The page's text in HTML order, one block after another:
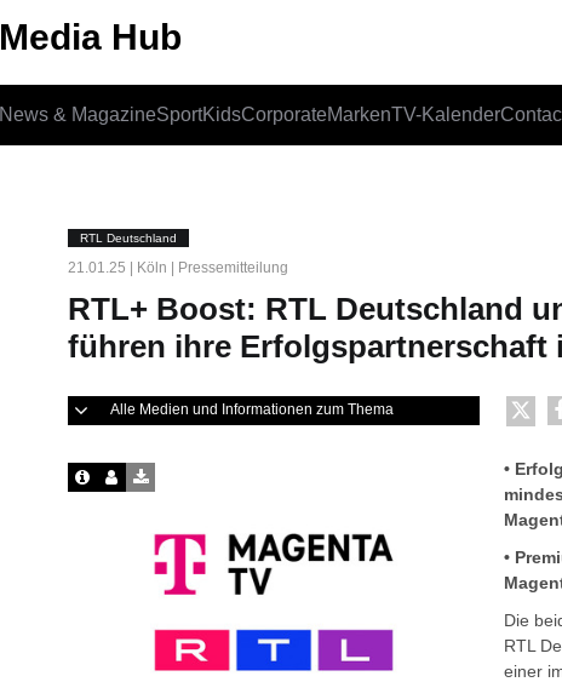
Media Hub
News & MagazineSportKidsCorporateMarkenTV-Kalender
RTL Deutschland
21.01.25 | Köln | Pressemitteilung
RTL+ Boost: RTL Deutschland
führen ihre Erfolgspartnerschaft
Alle Medien und Informationen zum Thema
•
•
Die
RTL
einer